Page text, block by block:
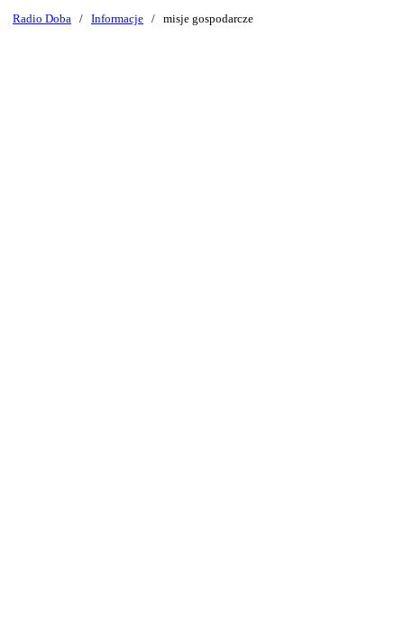
Radio Doba / Informacje / misje gospodarcze